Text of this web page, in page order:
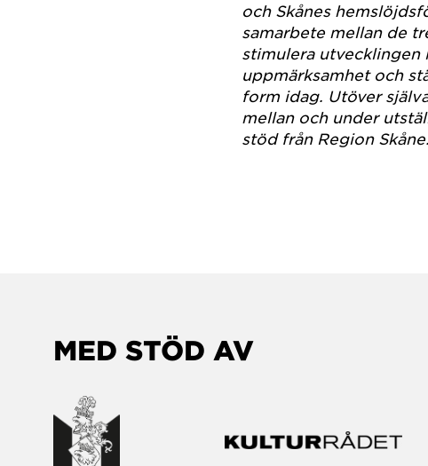
och Skånes
samarbete mellan de
stimulera utvecklingen
uppmärksamhet och
form idag. Utöver
mellan och under
stöd från Region Skåne.
MED STÖD AV